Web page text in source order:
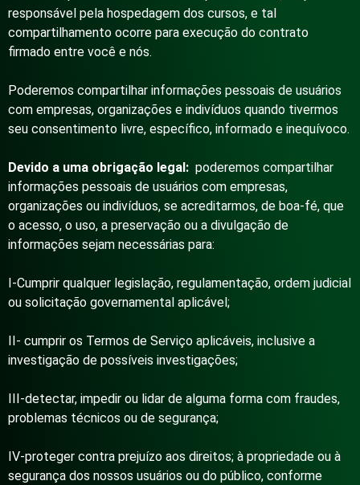
responsável pela hospedagem dos cursos, e tal
compartilhamento ocorre para execução do contrato
firmado entre você e nós.
Poderemos compartilhar informações pessoais de usuários
com empresas, organizações e indivíduos quando tivermos
seu consentimento livre, específico, informado e inequívoco.
Devido a uma obrigação legal: poderemos compartilhar
informações pessoais de usuários com empresas,
organizações ou indivíduos, se acreditarmos, de boa-fé, que
o acesso, o uso, a preservação ou a divulgação de
informações sejam necessárias para:
I-Cumprir qualquer legislação, regulamentação, ordem judicial
ou solicitação governamental aplicável;
II- cumprir os Termos de Serviço aplicáveis, inclusive a
investigação de possíveis investigações;
III-detectar, impedir ou lidar de alguma forma com fraudes,
problemas técnicos ou de segurança;
IV-proteger contra prejuízo aos direitos; à propriedade ou à
segurança dos nossos usuários ou do público, conforme